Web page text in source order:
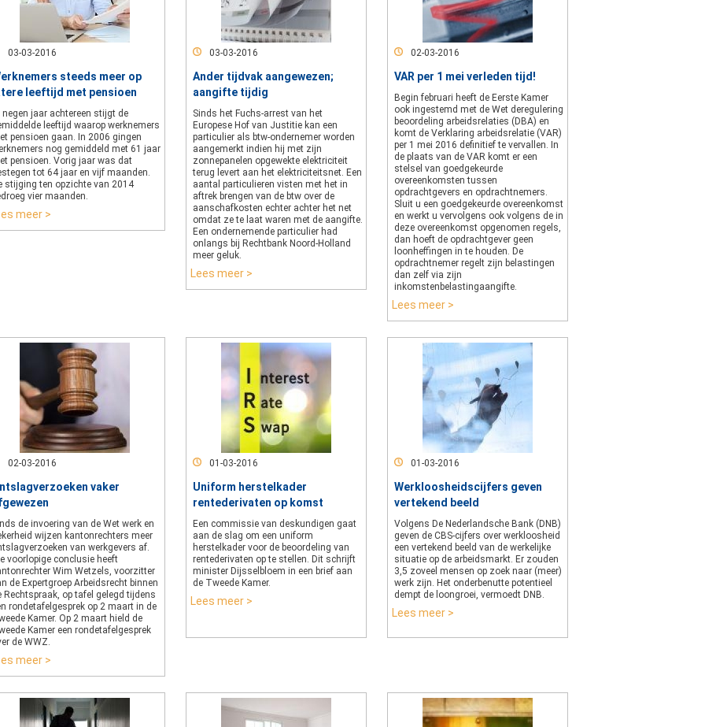
03-03-2016
steeds meer op
leeftijd met pensioen
negen jaar achtereen stijgt de
leeftijd waarop werknemers
pensioen gaan. In 2006 gingen
nog gemiddeld met 61 jaar
pensioen. Vorig jaar was dat
tot 64 jaar en vijf maanden.
stijging ten opzichte van 2014
vier maanden.
meer >
03-03-2016
Ander tijdvak aangewezen;
aangifte tijdig
Sinds het Fuchs-arrest van het
Europese Hof van Justitie kan een
particulier als btw-ondernemer worden
aangemerkt indien hij met zijn
zonnepanelen opgewekte elektriciteit
terug levert aan het elektriciteitsnet. Een
aantal particulieren visten met het in
aftrek brengen van de btw over de
aanschafkosten echter achter het net
omdat ze te laat waren met de aangifte.
Een ondernemende particulier had
onlangs bij Rechtbank Noord-Holland
meer geluk.
Lees meer >
02-03-2016
VAR per 1 mei verleden tijd!
Begin februari heeft de Eerste Kamer
ook ingestemd met de Wet deregulering
beoordeling arbeidsrelaties (DBA) en
komt de Verklaring arbeidsrelatie (VAR)
per 1 mei 2016 definitief te vervallen. In
de plaats van de VAR komt er een
stelsel van goedgekeurde
overeenkomsten tussen
opdrachtgevers en opdrachtnemers.
Sluit u een goedgekeurde overeenkomst
en werkt u vervolgens ook volgens de in
deze overeenkomst opgenomen regels,
dan hoeft de opdrachtgever geen
loonheffingen in te houden. De
opdrachtnemer regelt zijn belastingen
dan zelf via zijn
inkomstenbelastingaangifte.
Lees meer >
02-03-2016
vaker
de invoering van de Wet werk en
wijzen kantonrechters meer
van werkgevers af.
voorlopige conclusie heeft
Wim Wetzels, voorzitter
de Expertgroep Arbeidsrecht binnen
Rechtspraak, op tafel gelegd tijdens
rondetafelgesprek op 2 maart in de
Kamer. Op 2 maart hield de
Kamer een rondetafelgesprek
de WWZ.
meer >
01-03-2016
Uniform herstelkader
rentederivaten op komst
Een commissie van deskundigen gaat
aan de slag om een uniform
herstelkader voor de beoordeling van
rentederivaten op te stellen. Dit schrijft
minister Dijsselbloem in een brief aan
de Tweede Kamer.
Lees meer >
01-03-2016
Werkloosheidscijfers geven
vertekend beeld
Volgens De Nederlandsche Bank (DNB)
geven de CBS-cijfers over werkloosheid
een vertekend beeld van de werkelijke
situatie op de arbeidsmarkt. Er zouden
3,5 zoveel mensen op zoek naar (meer)
werk zijn. Het onderbenutte potentieel
dempt de loongroei, vermoedt DNB.
Lees meer >